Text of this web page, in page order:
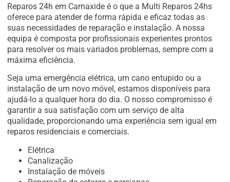
Reparos 24h em Carnaxide é o que a Multi Reparos 24hs
oferece para atender de forma rápida e eficaz todas as
suas necessidades de reparação e instalação. A nossa
equipa é composta por profissionais experientes prontos
para resolver os mais variados problemas, sempre com a
máxima eficiência.
Seja uma emergência elétrica, um cano entupido ou a
instalação de um novo móvel, estamos disponíveis para
ajudá-lo a qualquer hora do dia. O nosso compromisso é
garantir a sua satisfação com um serviço de alta
qualidade, proporcionando uma experiência sem igual em
reparos residenciais e comerciais.
Elétrica
Canalização
Instalação de móveis